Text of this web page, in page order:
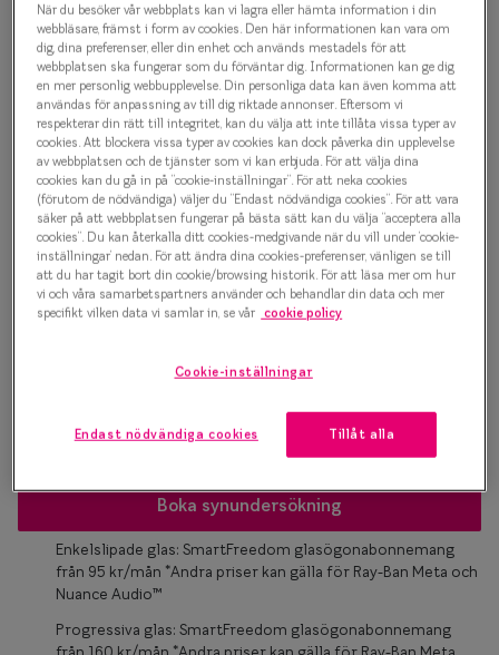
Olika
Taberg
1 500 kr
Välj färg:
Orange
Bågstorlek
Osäker på vilken storlek du har? Se vår Storleksguide
Boka synundersökning
Enkelslipade glas: SmartFreedom glasögonabonnemang
från 95 kr/mån *Andra priser kan gälla för Ray-Ban Meta och
Nuance Audio™
Progressiva glas: SmartFreedom glasögonabonnemang
När du besöker vår webbplats kan vi lagra eller hämta information i din
webbläsare, främst i form av cookies. Den här informationen kan vara om
dig, dina preferenser, eller din enhet och används mestadels för att
webbplatsen ska fungerar som du förväntar dig. Informationen kan ge dig
en mer personlig webbupplevelse. Din personliga data kan även komma att
användas för anpassning av till dig riktade annonser. Eftersom vi
respekterar din rätt till integritet, kan du välja att inte tillåta vissa typer av
cookies. Att blockera vissa typer av cookies kan dock påverka din upplevelse
av webbplatsen och de tjänster som vi kan erbjuda. För att välja dina
cookies kan du gå in på ”cookie-inställningar”. För att neka cookies
(förutom de nödvändiga) väljer du ”Endast nödvändiga cookies”. För att vara
säker på att webbplatsen fungerar på bästa sätt kan du välja ”acceptera alla
cookies”. Du kan återkalla ditt cookies-medgivande när du vill under ’cookie-
inställningar’ nedan. För att ändra dina cookies-preferenser, vänligen se till
att du har tagit bort din cookie/browsing historik. För att läsa mer om hur
vi och våra samarbetspartners använder och behandlar din data och mer
specifikt vilken data vi samlar in, se vår cookie policy
Cookie-inställningar
Endast nödvändiga cookies Tillåt alla